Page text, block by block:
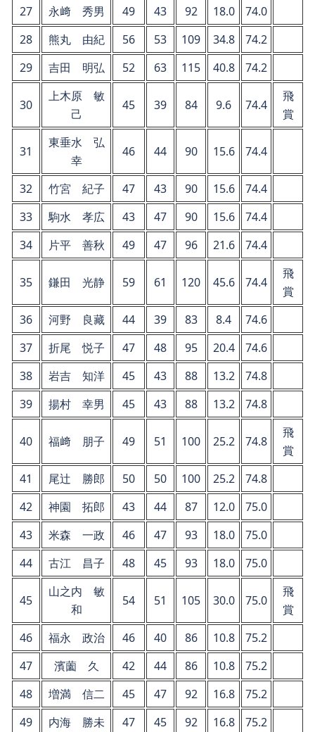
27 永﨑 秀男 49 43 92 18.0
74.0
28
熊丸 由紀 56 53 109 34.8
74.2
29
吉田 明弘 52 63 115 40.8 74.2
30
上木原 敏
己
45 39 84 9.6 74.4
飛
賞
31
東垂水 弘
幸
46 44 90 15.6 74.4
32 竹宮 紀子 47 43 90 15.6
74.4
33
駒水 孝広 43 47 90 15.6
74.4
34
片平 善秋 49 47 96 21.6 74.4
35 鎌田 光静 59 61 120 45.6 74.4
飛
賞
36
河野 良藏 44 39 83 8.4
74.6
37
折尾 悦子 47 48 95 20.4
74.6
38
岩吉 知洋 45 43 88 13.2
74.8
39
揚村 幸男 45 43 88 13.2 74.8
40 福﨑 朋子 49 51 100 25.2 74.8
飛
賞
41
尾辻 勝郎 50 50 100 25.2
74.8
42
神園 拓郎 43 44 87 12.0
75.0
43
米森 一政 46 47 93 18.0
75.0
44
古江 昌子 48 45 93 18.0 75.0
45
山之内 敏
和
54 51 105 30.0 75.0
飛
賞
46
福永 政治 46 40 86 10.8
75.2
47
濱薗 久 42 44 86 10.8
75.2
48
増満 信二 45 47 92 16.8
75.2
49
内海 勝未 47 45 92 16.8 75.2